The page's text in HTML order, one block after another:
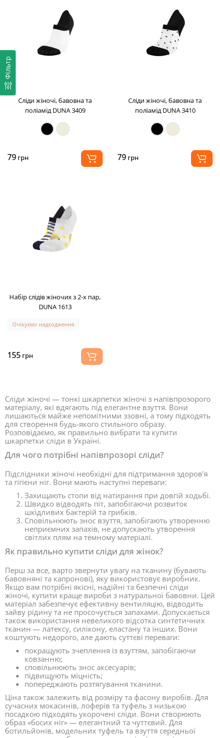
Фільтр
Сліди жіночі, бавовна та
поліамід DUNA 3409
79 грн
Сліди жіночі, бавовна та
поліамід DUNA 3410
79 грн
Набір слідів жіночих з 2-х пар,
DUNA 1613
Очікуємо надходження
155 грн
Сліди жіночі — тонкі шкарпетки жіночі з напівпрозорого
матеріалу, які вдягають під елегантне взуття. Вони
лишаються майже непомітними ззовні, а тому підходять
для створення будь-якого стильного образу.
Розповідаємо, як правильно вибрати та купити
шкарпетки сліди в Україні.
Для чого потрібні напівпрозорі сліди?
Підслідники жіночі необхідні для підтримання здоров’я
та гігієни ніг. Вони мають наступні переваги:
Захищають стопи від натирання при довгій ходьбі.
Швидко відводять піт, запобігаючи розвиток
шкідливих бактерій та грибків.
Сповільнюють знос взуття, запобігають утворенню
неприємних запахів, не допускають утворення
світлих плям на темному матеріалі.
Як правильно купити сліди для жінок?
Перш за все, варто звернути увагу на тканину (бувають
бавовняні та капронові), яку використовує виробник.
Якщо вам потрібні якісні, надійні та безпечні сліди
жіночі, купити краще вироби з натуральної бавовни. Цей
матеріал забезпечує ефективну вентиляцію, відводить
зайву рідину та не просочується запахами. Допускається
також використання невеликого відсотка синтетичних
тканин — латексу, силікону, еластану та інших. Вони
коштують недорого, але дають суттєві переваги:
покращують зчеплення із взуттям, запобігаючи
ковзанню;
сповільнюють знос аксесуарів;
підвищують міцність;
попереджають розтягування тканини.
Ціна також залежить від розміру та фасону виробів. Для
сучасних мокасинів, лоферів та туфель з низькою
посадкою підходять укорочені сліди. Вони створюють
образ «босих ніг» — елегантний та чуттєвий. Для
ботильйонів, модельних туфель та взуття середньої